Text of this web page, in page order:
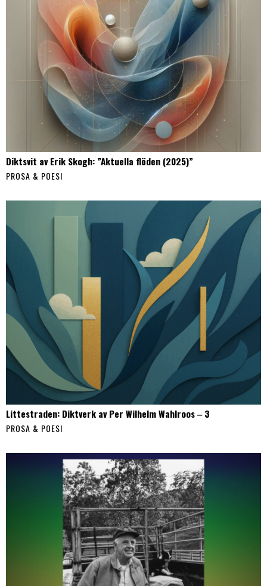
Diktsvit av Erik Skogh: ”Aktuella flöden (2025)”
PROSA & POESI
Littestraden: Diktverk av Per Wilhelm Wahlroos ‒ 3
PROSA & POESI